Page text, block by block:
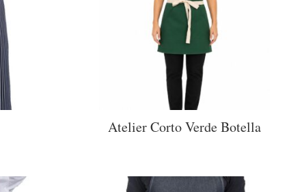
Atelier Corto Verde Botella